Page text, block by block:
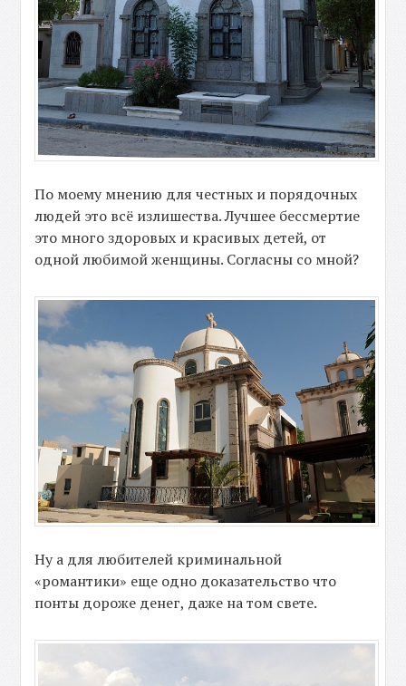
По моему мнению для честных и порядочных
людей это всё излишества. Лучшее бессмертие
это много здоровых и красивых детей, от
одной любимой женщины. Согласны со мной?
Ну а для любителей криминальной
«романтики» еще одно доказательство что
понты дороже денег, даже на том свете.